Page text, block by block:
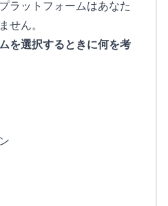
ラットフォームはあなた
せん。
を選択するときに何を考